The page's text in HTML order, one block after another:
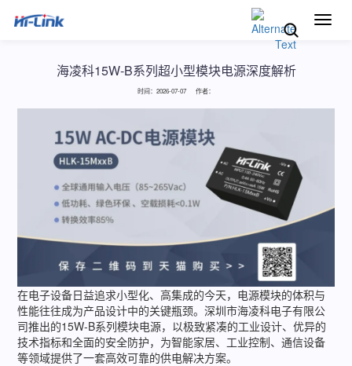
切
海凌科15W-B系列超小型模块电源深度解析
时间：2026-07-07 作者：
在电子设备日益追求小型化、高集成的今天，电源模块的体积与
性能往往成为产品设计中的关键瓶颈。深圳市海凌科电子有限公
司推出的15W-B系列模块电源，以极致紧凑的工业设计、优异的
技术指标和全面的安全防护，为智能家居、工业控制、通信设备
等领域提供了一套高效可靠的供电解决方案。